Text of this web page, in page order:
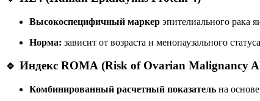
Высокоспецифичный маркер эпителиального рака
Норма: зависит от возраста и менопаузального статуса
🔹 Индекс ROMA (Risk of Ovarian Malignancy
Комбинированный расчетный показатель на